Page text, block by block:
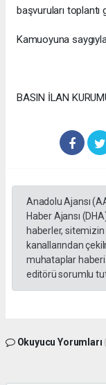
başvuruları
Kamuoyuna
BASIN İLAN
Anadolu Ajansı
Haber Ajansı
haberler,
kanallarından
muhataplar
editörü sorumlu
Okuyucu Yorumları